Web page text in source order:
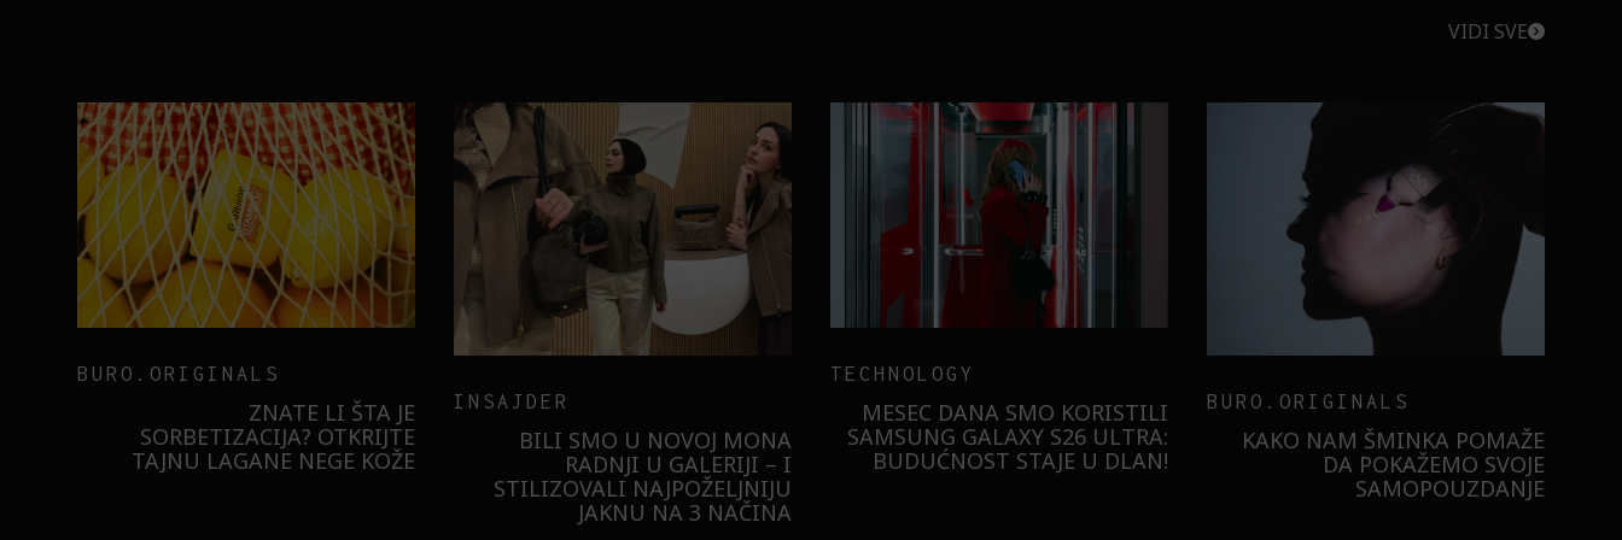
VIDI SVE
BURO.ORIGINALS
ZNATE LI ŠTA JE
SORBETIZACIJA? OTKRIJTE
TAJNU LAGANE NEGE KOŽE
INSAJDER
BILI SMO U NOVOJ MONA
RADNJI U GALERIJI – I
STILIZOVALI NAJPOŽELJNIJU
JAKNU NA 3 NAČINA
TECHNOLOGY
MESEC DANA SMO KORISTILI
SAMSUNG GALAXY S26 ULTRA:
BUDUĆNOST STAJE U DLAN!
BURO.ORIGINALS
KAKO NAM ŠMINKA POMAŽE
DA POKAŽEMO SVOJE
SAMOPOUZDANJE